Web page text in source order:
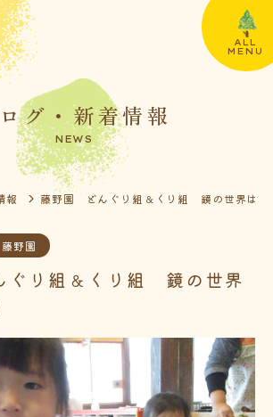
ALL
MENU
グ・新着情報
NEWS
報 藤野園 どんぐり組＆くり組 鏡の世界は面
藤野園
り組＆くり組 鏡の世界